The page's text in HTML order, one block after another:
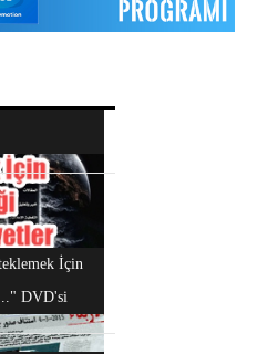
Ordulara